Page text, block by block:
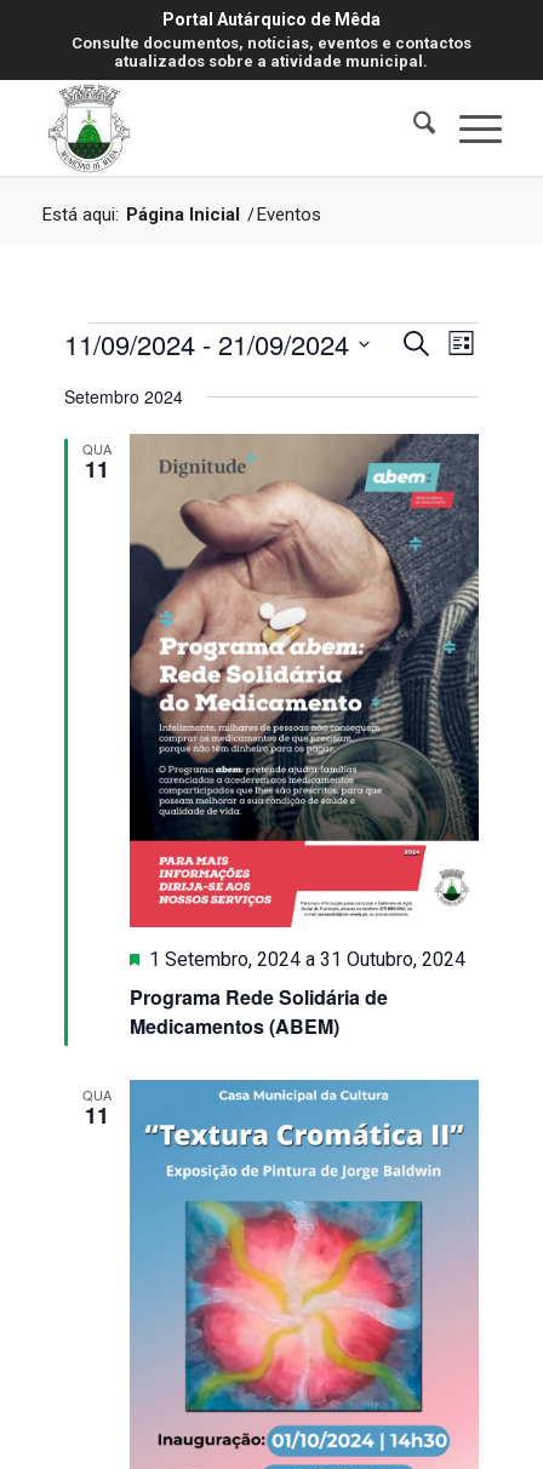
Portal Autárquico de Mêda
Consulte documentos, notícias, eventos e contactos
atualizados sobre a atividade municipal.
Está aqui: Página Inicial /Eventos
Eventos
e
de
Eventos
Pesquisar
de
de
Lista
11/09/2024 - 21/09/2024
a
data.
Setembro 2024
QUA
11
Programa Rede Solidária de
Medicamentos (ABEM)
Destaque
1 Setembro, 2024 a31 Outubro, 2024
QUA
11